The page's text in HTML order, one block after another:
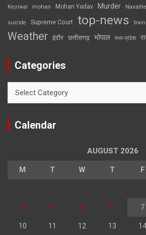
Kejriwal mohan Mohan Yadav Murder
suicide Supreme Court top-news train
Weather इंदौर छत्तीसगढ़ भोपाल मध्य प्रदेश
Categories
Calendar
AUGUST 2026
M T W T F
3 4 5 6 7
10 11 12 13 14